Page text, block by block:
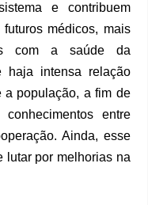
e contribuem
médicos, mais
com a saúde da
haja intensa relação
a população, a fim de
entre
Ainda, esse
lutar por melhorias na